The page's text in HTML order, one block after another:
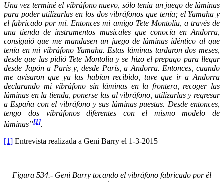
Una vez terminé el vibráfono nuevo, sólo tenía un juego de láminas
para poder utilizarlas en los dos vibráfonos que tenía; el Yamaha y
el fabricado por mí. Entonces mi amigo Tete Montoliu, a través de
una tienda de instrumentos musicales que conocía en Andorra,
consiguió que me mandasen un juego de láminas idéntico al que
tenía en mi vibráfono Yamaha. Estas láminas tardaron dos meses,
desde que las pidió Tete Montoliu y se hizo el prepago para llegar
desde Japón a París y, desde París, a Andorra. Entonces, cuando
me avisaron que ya las habían recibido, tuve que ir a Andorra
declarando mi vibráfono sin láminas en la frontera, recoger las
láminas en la tienda, ponerse las al vibráfono, utilizarlas y regresar
a España con el vibráfono y sus láminas puestas. Desde entonces,
tengo dos vibráfonos diferentes con el mismo modelo de
láminas”[1].
[1] Entrevista realizada a Geni Barry el 1-3-2015
Figura 534.- Geni Barry tocando el vibráfono fabricado por él